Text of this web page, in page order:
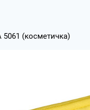
5061 (косметичка)